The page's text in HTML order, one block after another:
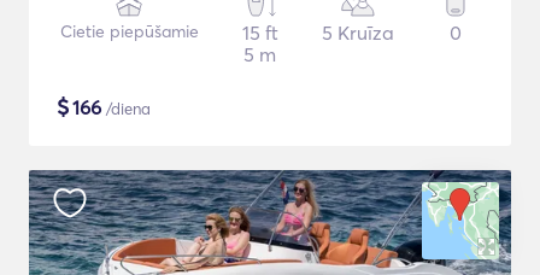
Cietie piepūšamie
15 ft
5 m
5 Kruīza 0
$166 /diena